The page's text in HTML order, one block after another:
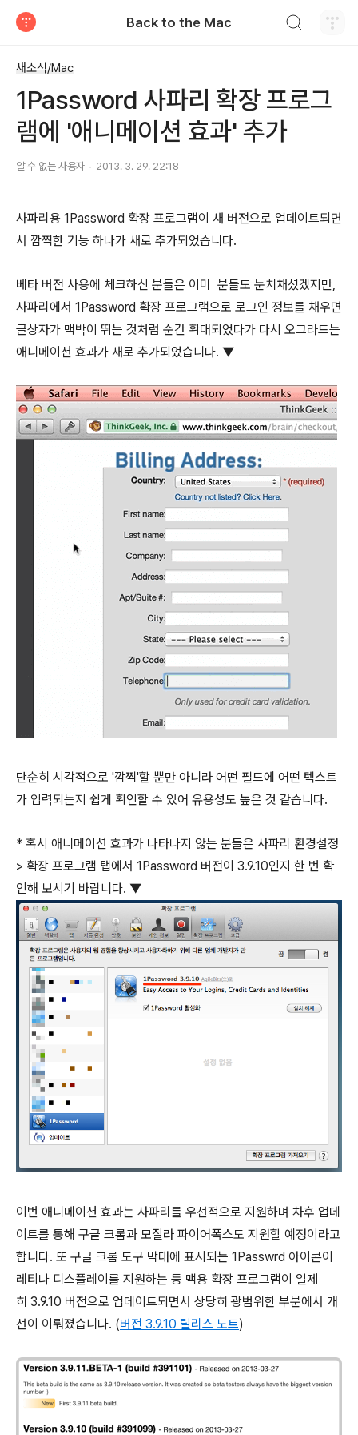
Back to the Mac
새소식/Mac
1Password 사파리 확장 프로그
램에 '애니메이션 효과' 추가
알 수 없는 사용자 2013. 3. 29. 22:18
사파리용 1Password 확장 프로그램이 새 버전으로 업데이트되면
서 깜찍한 기능 하나가 새로 추가되었습니다.
베타 버전 사용에 체크하신 분들은 이미 분들도 눈치채셨겠지만,
사파리에서 1Password 확장 프로그램으로 로그인 정보를 채우면
글상자가 맥박이 뛰는 것처럼 순간 확대되었다가 다시 오그라드는
애니메이션 효과가 새로 추가되었습니다. ▼
단순히 시각적으로 '깜찍'할 뿐만 아니라 어떤 필드에 어떤 텍스트
가 입력되는지 쉽게 확인할 수 있어 유용성도 높은 것 같습니다.
* 혹시 애니메이션 효과가 나타나지 않는 분들은 사파리 환경설정
> 확장 프로그램 탭에서 1Password 버전이 3.9.10인지 한 번 확
인해 보시기 바랍니다. ▼
이번 애니메이션 효과는 사파리를 우선적으로 지원하며 차후 업데
이트를 통해 구글 크롬과 모질라 파이어폭스도 지원할 예정이라고
합니다. 또 구글 크롬 도구 막대에 표시되는 1Passwrd 아이콘이
레티나 디스플레이를 지원하는 등 맥용 확장 프로그램이 일제
히 3.9.10 버전으로 업데이트되면서 상당히 광범위한 부분에서 개
선이 이뤄졌습니다. (버전 3.9.10 릴리스 노트)